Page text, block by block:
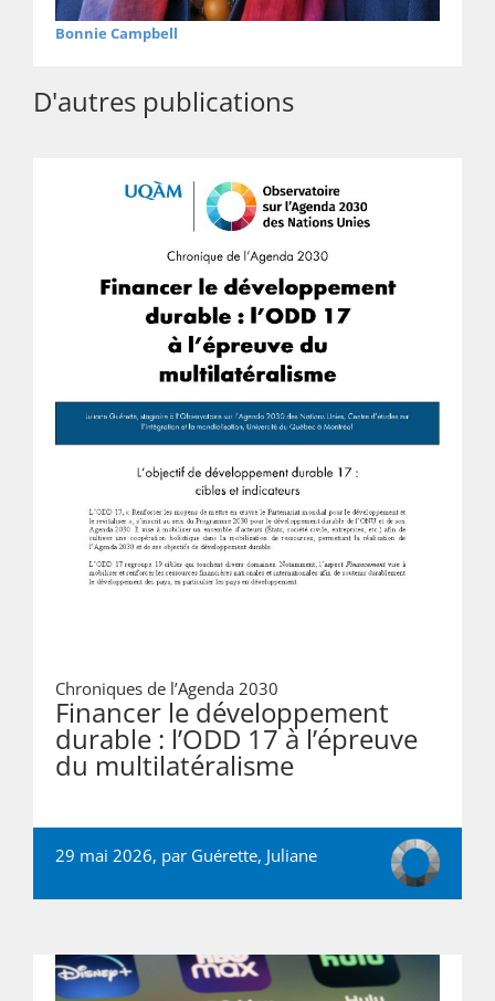
Bonnie Campbell
D'autres publications
Chroniques de l’Agenda 2030
Financer le développement
durable : l’ODD 17 à l’épreuve
du multilatéralisme
29 mai 2026, par Guérette, Juliane